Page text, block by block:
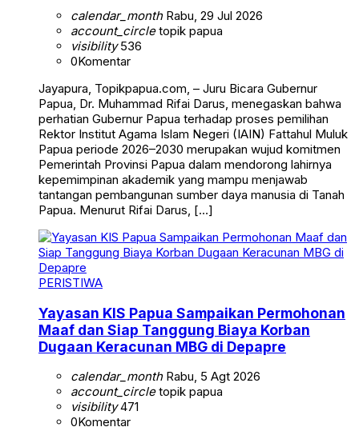
calendar_monthRabu, 29 Jul 2026
account_circletopik papua
visibility536
0Komentar
Jayapura, Topikpapua.com, – Juru Bicara Gubernur
Papua, Dr. Muhammad Rifai Darus, menegaskan bahwa
perhatian Gubernur Papua terhadap proses pemilihan
Rektor Institut Agama Islam Negeri (IAIN) Fattahul Muluk
Papua periode 2026–2030 merupakan wujud komitmen
Pemerintah Provinsi Papua dalam mendorong lahirnya
kepemimpinan akademik yang mampu menjawab
tantangan pembangunan sumber daya manusia di Tanah
Papua. Menurut Rifai Darus, […]
PERISTIWA
Yayasan KIS Papua Sampaikan Permohonan
Maaf dan Siap Tanggung Biaya Korban
Dugaan Keracunan MBG di Depapre
calendar_monthRabu, 5 Agt 2026
account_circletopik papua
visibility471
0Komentar